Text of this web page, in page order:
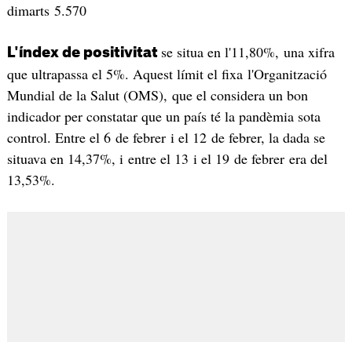
dimarts 5.570
L'índex de positivitat se situa en l'11,80%, una xifra
que ultrapassa el 5%. Aquest límit el fixa l'Organització
Mundial de la Salut (OMS), que el considera un bon
indicador per constatar que un país té la pandèmia sota
control. Entre el 6 de febrer i el 12 de febrer, la dada se
situava en 14,37%, i entre el 13 i el 19 de febrer era del
13,53%.